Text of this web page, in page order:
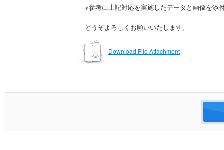
※参考に上記対応を実施したデータと画像を添
どうぞよろしくお願いいたします。
Download File Attachment